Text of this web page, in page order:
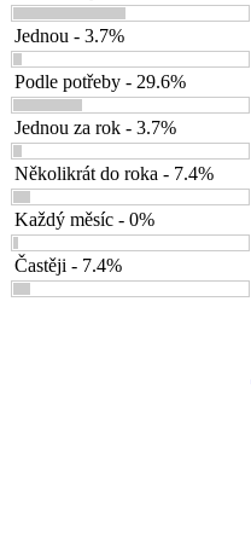
Jednou - 3.7%
Podle potřeby - 29.6%
Jednou za rok - 3.7%
Několikrát do roka - 7.4%
Každý měsíc - 0%
Častěji - 7.4%